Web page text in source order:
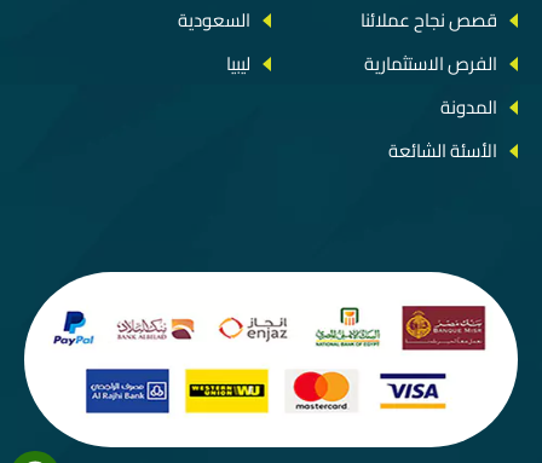
قصص نجاح عملائنا
الفرص الاستثمارية
المدونة
الأسئة الشائعة
السعودية
ليبيا